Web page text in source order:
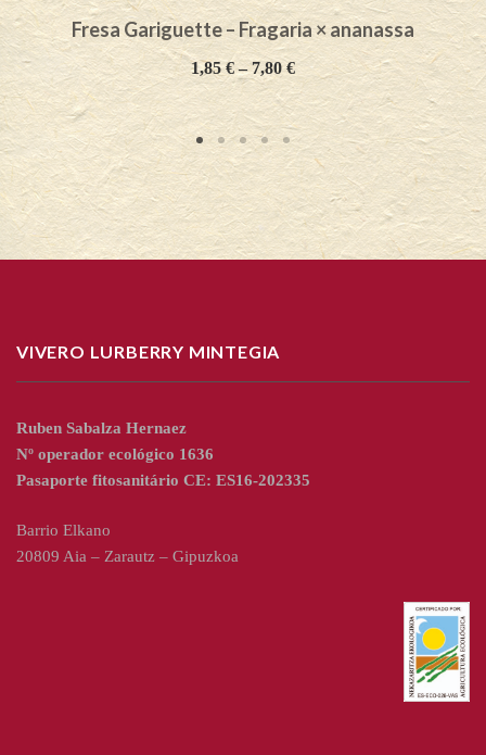
Fresa Gariguette – Fragaria × ananassa
1,85 €–7,80 €
VIVERO LURBERRY MINTEGIA
Ruben Sabalza Hernaez
Nº operador ecológico 1636
Pasaporte fitosanitário CE: ES16-202335
Barrio Elkano
20809 Aia – Zarautz – Gipuzkoa